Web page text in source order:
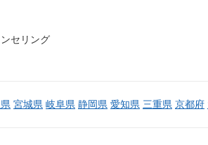
セリング
宮城県 岐阜県 静岡県 愛知県 三重県 京都府